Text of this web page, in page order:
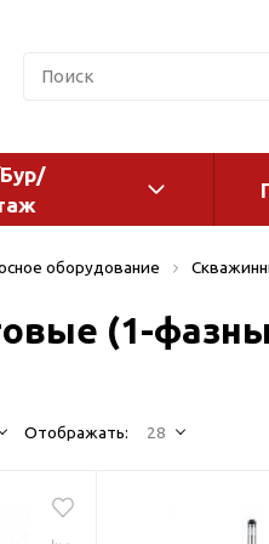
оборудование
(1-
Отображать: 28